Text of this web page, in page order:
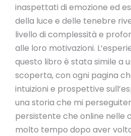
inaspettati di emozione ed
della luce e delle tenebre
livello di complessità e
alle loro motivazioni.
questo libro è stata simile a
scoperta, con ogni pagina
intuizioni e prospettive
una storia che mi
persistente che online nelle
molto tempo dopo aver